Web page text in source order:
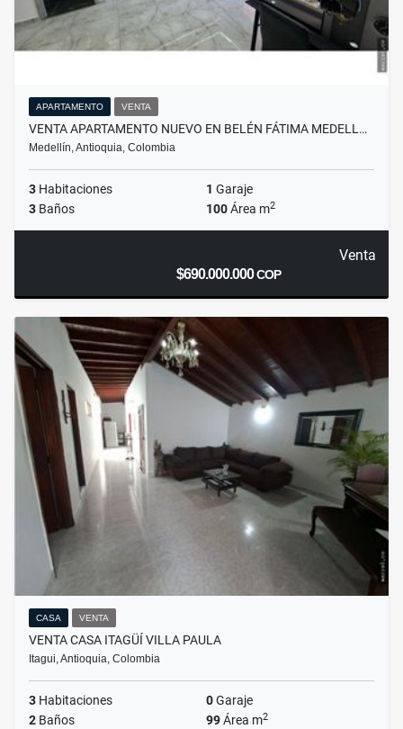
APARTAMENTO VENTA
VENTA APARTAMENTO NUEVO EN BELÉN FÁTIMA MEDELL…
Medellín, Antioquia, Colombia
3 Habitaciones 1 Garaje
3 Baños 100Área m2
Venta
$690.000.000COP
CASA VENTA
VENTA CASA ITAGÜÍ VILLA PAULA
Itagui, Antioquia, Colombia
3 Habitaciones 0Garaje
2 Baños 99Área m2